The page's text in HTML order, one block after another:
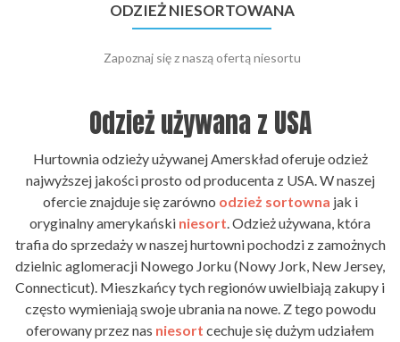
ODZIEŻ NIESORTOWANA
Zapoznaj się z naszą ofertą niesortu
Odzież używana z USA
Hurtownia odzieży używanej Amerskład oferuje odzież
najwyższej jakości prosto od producenta z USA. W naszej
ofercie znajduje się zarówno odzież sortowna jak i
oryginalny amerykański niesort. Odzież używana, która
trafia do sprzedaży w naszej hurtowni pochodzi z zamożnych
dzielnic aglomeracji Nowego Jorku (Nowy Jork, New Jersey,
Connecticut). Mieszkańcy tych regionów uwielbiają zakupy i
często wymieniają swoje ubrania na nowe. Z tego powodu
oferowany przez nas niesort cechuje się dużym udziałem